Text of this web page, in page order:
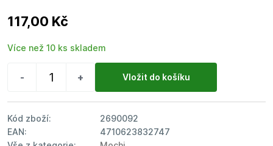
117,00 Kč
Více než 10 ks skladem
- +
Kód zboží:
2690092
EAN:
4710623832747